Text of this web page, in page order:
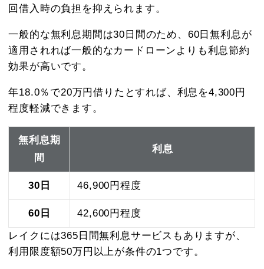
回借入時の負担を抑えられます。
一般的な無利息期間は30日間のため、60日無利息が
適用されれば一般的なカードローンよりも利息節約
効果が高いです。
年18.0％で20万円借りたとすれば、利息を4,300円
程度軽減できます。
無利息期
間
利息
30日 46,900円程度
60日
42,600円程度
レイクには365日間無利息サービスもありますが、
利用限度額50万円以上が条件の1つです。